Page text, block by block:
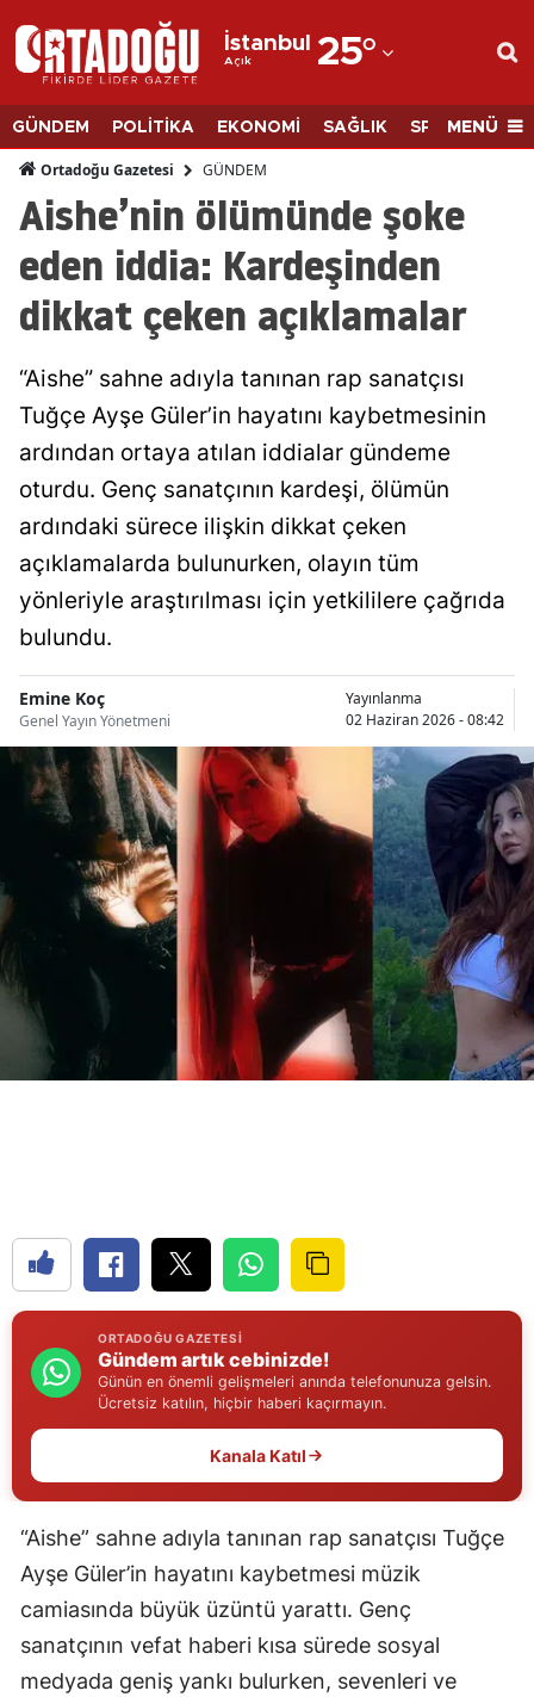
İstanbul
Açık 25°
Adana
Adıyaman
Afyonkarahisar
Ağrı
Amasya
Ankara
Artvin
Aydın
Balıkesir
Bilecik
Bingöl
Burdur
Bursa
Çorum
Denizli
Diyarbakır
Erzurum
Eskişehir
Giresun
Hakkari
Hatay
Isparta
Mersin
İstanbul
GÜNDEM POLİTİKA EKONOMİ SAĞLIK SPORMENÜ
Ortadoğu Gazetesi GÜNDEM
Aishe’nin ölümünde şoke
eden iddia: Kardeşinden
dikkat çeken açıklamalar
“Aishe” sahne adıyla tanınan rap sanatçısı
Tuğçe Ayşe Güler’in hayatını kaybetmesinin
ardından ortaya atılan iddialar gündeme
oturdu. Genç sanatçının kardeşi, ölümün
ardındaki sürece ilişkin dikkat çeken
açıklamalarda bulunurken, olayın tüm
yönleriyle araştırılması için yetkililere çağrıda
bulundu.
Emine Koç
Genel Yayın Yönetmeni
Yayınlanma
02 Haziran 2026 - 08:42
ORTADOĞU GAZETESI
Gündem artık cebinizde!
Günün en önemli gelişmeleri anında telefonunuza gelsin.
Ücretsiz katılın, hiçbir haberi kaçırmayın.
Kanala Katıl
“Aishe” sahne adıyla tanınan rap sanatçısı Tuğçe
Ayşe Güler’in hayatını kaybetmesi müzik
camiasında büyük üzüntü yarattı. Genç
sanatçının vefat haberi kısa sürede sosyal
medyada geniş yankı bulurken, sevenleri ve